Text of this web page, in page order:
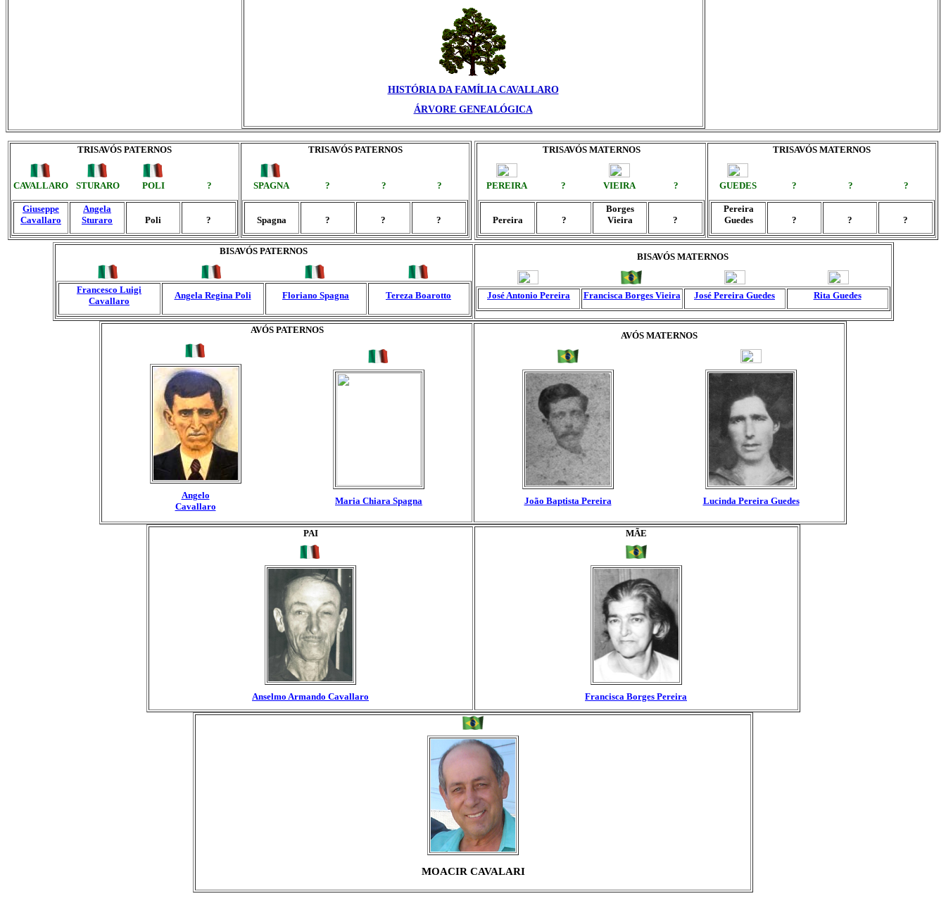
HISTÓRIA DA FAMÍLIA CAVALLARO
ÁRVORE GENEALÓGICA
TRISAVÓS PATERNOS
CAVALLARO STURARO POLI ?
Giuseppe
Cavallaro
Angela
Sturaro
Poli ?
TRISAVÓS PATERNOS
SPAGNA ? ? ?
Spagna ? ? ?
TRISAVÓS MATERNOS
PEREIRA ? VIEIRA ?
Pereira ?
Borges
Vieira
?
TRISAVÓS MATERNOS
GUEDES ? ? ?
Pereira
Guedes
? ? ?
BISAVÓS PATERNOS
Francesco Luigi
Cavallaro
Angela Regina Poli Floriano Spagna Tereza Boarotto
BISAVÓS MATERNOS
José Antonio Pereira Francisca Borges Vieira José Pereira Guedes Rita Guedes
AVÓS PATERNOS
Angelo
Cavallaro
Maria Chiara Spagna
AVÓS MATERNOS
João Baptista Pereira Lucinda Pereira Guedes
PAI
Anselmo Armando Cavallaro
MÃE
Francisca Borges Pereira
MOACIR CAVALARI